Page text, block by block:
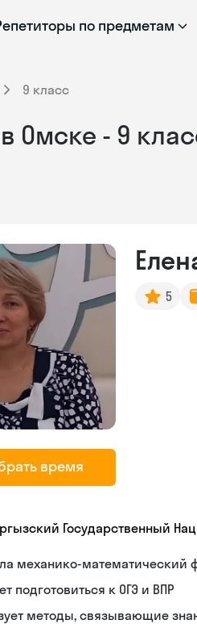
по предметам
9 класс
Омске - 9
время
5
Государственный
механико-математический
подготовиться к ОГЭ и ВПР
методы, связывающие